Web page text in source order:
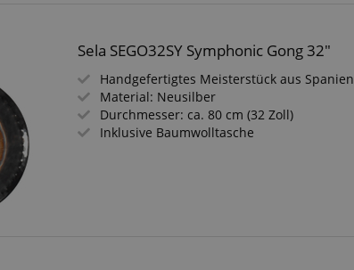
Sela SEGO32SY Symphonic Gong 32"
Handgefertigtes Meisterstück aus Spanien
Material: Neusilber
Durchmesser: ca. 80 cm (32 Zoll)
Inklusive Baumwolltasche